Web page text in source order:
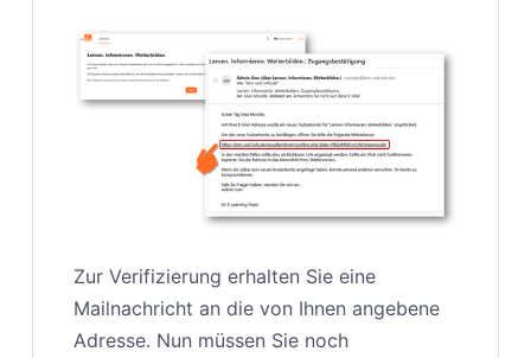
Zur Verifizierung erhalten Sie eine
Mailnachricht an die von Ihnen angebene
Adresse. Nun müssen Sie noch